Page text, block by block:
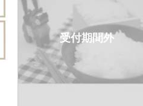
受付期間外